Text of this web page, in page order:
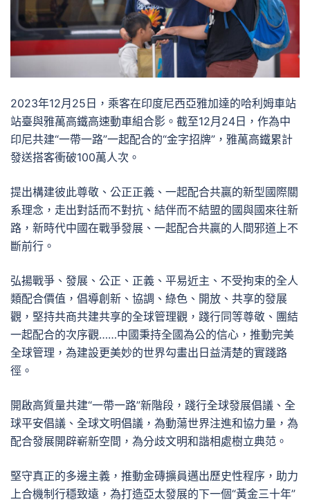
2023年12月25日，乘客在印度尼西亞雅加達的哈利姆車站
站臺與雅萬高鐵高速動車組合影。截至12月24日，作為中
印尼共建“一帶一路”一起配合的“金字招牌”，雅萬高鐵累計
發送搭客衝破100萬人次。
提出構建彼此尊敬、公正正義、一起配合共贏的新型國際關
系理念，走出對話而不對抗、結伴而不結盟的國與國來往新
路，新時代中國在戰爭發展、一起配合共贏的人間邪道上不
斷前行。
弘揚戰爭、發展、公正、正義、平易近主、不受拘束的全人
類配合價值，倡導創新、協調、綠色、開放、共享的發展
觀，堅持共商共建共享的全球管理觀，踐行同等尊敬、團結
一起配合的次序觀……中國秉持全國為公的信心，推動完美
全球管理，為建設更美妙的世界勾畫出日益清楚的實踐路
徑。
開啟高質量共建“一帶一路”新階段，踐行全球發展倡議、全
球平安倡議、全球文明倡議，為動蕩世界注進和協力量，為
配合發展開辟嶄新空間，為分歧文明和諧相處樹立典范。
堅守真正的多邊主義，推動金磚擴員邁出歷史性程序，助力
上合機制行穩致遠，為打造亞太發展的下一個“黃金三十年”